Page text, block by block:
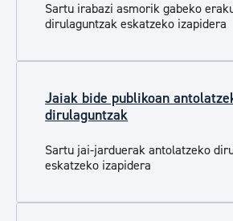
Sartu irabazi asmorik gabeko
dirulaguntzak eskatzeko izapidera
Jaiak bide publikoan
dirulaguntzak
Sartu jai-jarduerak antolatzeko
eskatzeko izapidera